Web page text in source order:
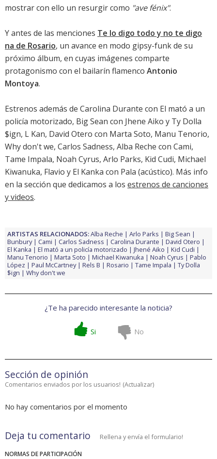
mostrar con ello un resurgir como "ave fénix".
Y antes de las menciones Te lo digo todo y no te digo
na de Rosario, un avance en modo gipsy-funk de su
próximo álbum, en cuyas imágenes comparte
protagonismo con el bailarín flamenco Antonio
Montoya.
Estrenos además de Carolina Durante con El mató a un
policía motorizado, Big Sean con Jhene Aiko y Ty Dolla
$ign, L Kan, David Otero con Marta Soto, Manu Tenorio,
Why don't we, Carlos Sadness, Alba Reche con Cami,
Tame Impala, Noah Cyrus, Arlo Parks, Kid Cudi, Michael
Kiwanuka, Flavio y El Kanka con Pala (acústico). Más info
en la sección que dedicamos a los estrenos de canciones
y videos.
ARTISTAS RELACIONADOS:Alba Reche Arlo Parks
Big Sean
Bunbury
Cami Carlos Sadness Carolina Durante
David Otero
El Kanka
El mató a un policía motorizado Jhené Aiko
Kid Cudi
Manu Tenorio
Marta Soto Michael Kiwanuka Noah Cyrus
Pablo
López
Paul McCartney Rels B Rosario Tame Impala
Ty Dolla
$ign
Why don't we
¿Te ha parecido interesante la noticia?
Si No
Sección de opinión
Comentarios enviados por los usuarios! (Actualizar)
No hay comentarios por el momento
Deja tu comentario Rellena y envía el formulario!
NORMAS DE PARTICIPACIÓN